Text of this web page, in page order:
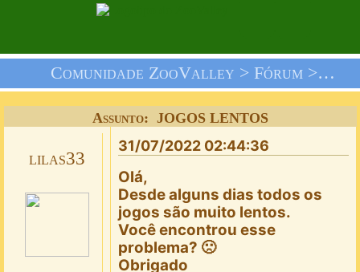
Comunidade ZooValley > Fórum> Nós
Assunto: JOGOS LENTOS
lilas33
31/07/2022 02:44:36
Olá,
Desde alguns dias todos os
jogos são muito lentos.
Você encontrou esse
problema? 🙁
Obrigado